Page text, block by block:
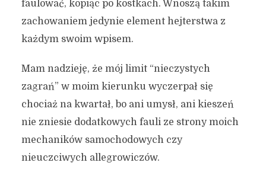
faulować, kopiąc po kostkach. Wnoszą takim
zachowaniem jedynie element hejterstwa z
każdym swoim wpisem.
Mam nadzieję, że mój limit “nieczystych
zagrań” w moim kierunku wyczerpał się
chociaż na kwartał, bo ani umysł, ani kieszeń
nie zniesie dodatkowych fauli ze strony moich
mechaników samochodowych czy
nieuczciwych allegrowiczów.